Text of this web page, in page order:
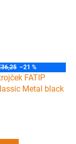
–21 %
FATIP
Metal black